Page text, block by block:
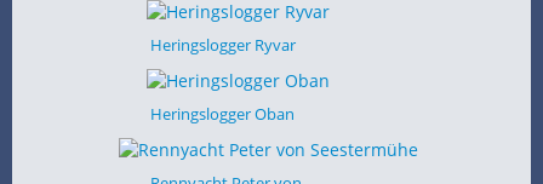
Heringslogger Ryvar
Heringslogger Oban